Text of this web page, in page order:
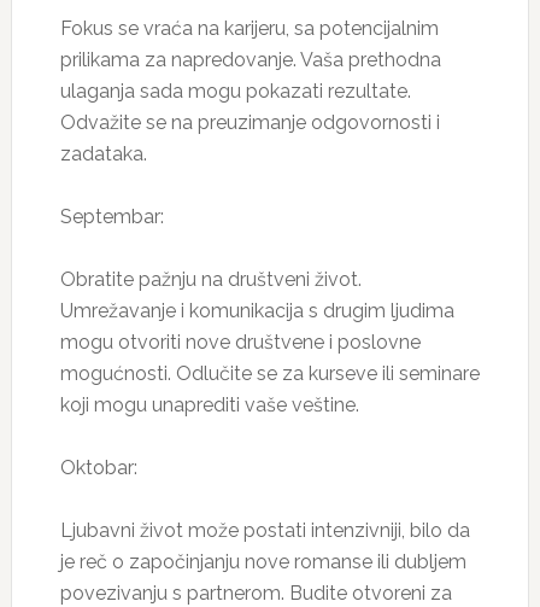
Fokus se vraća na karijeru, sa potencijalnim
prilikama za napredovanje. Vaša prethodna
ulaganja sada mogu pokazati rezultate.
Odvažite se na preuzimanje odgovornosti i
zadataka.
Septembar:
Obratite pažnju na društveni život.
Umrežavanje i komunikacija s drugim ljudima
mogu otvoriti nove društvene i poslovne
mogućnosti. Odlučite se za kurseve ili seminare
koji mogu unaprediti vaše veštine.
Oktobar:
Ljubavni život može postati intenzivniji, bilo da
je reč o započinjanju nove romanse ili dubljem
povezivanju s partnerom. Budite otvoreni za